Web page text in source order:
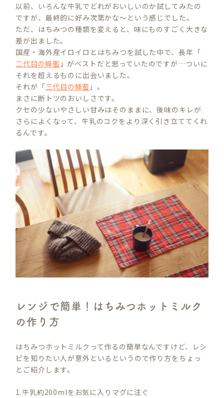
以前、いろんな牛乳でどれがおいしいのか試してみたの
ですが、最終的に好み次第かな～という感じでした。
ただ、はちみつの種類を変えると、味にものすごく大きな
差が出ました。
国産・海外産イロイロとはちみつを試した中で、長年「
二代目の蜂蜜 」がベストだと思っていたのですが…ついに
それを超えるものに出会いました。
それが「三代目の蜂蜜 」。
まさに断トツのおいしさです。
クセの少ないやさしい甘みはそのままに、後味のキレが
さらによくなって、牛乳のコクをより深く引き立ててくれ
るんです。
レンジで簡単！はちみつホットミルク
の作り方
はちみつホットミルクって作るの簡単なんですけど、レシ
ピを知りたい人が意外といるというので作り方をちょっ
とご紹介します。
1.牛乳約200mlをお気に入りマグに注ぐ